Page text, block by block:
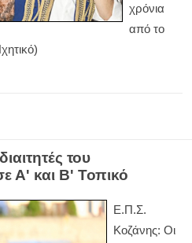
χρόνια
από το
του
Α' και Β' Τοπικό
Ε.Π.Σ.
Κοζάνης: Οι